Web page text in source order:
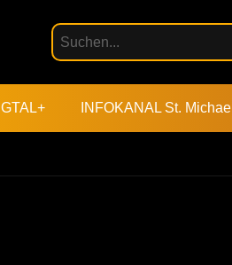
INFOKANAL St. Michael